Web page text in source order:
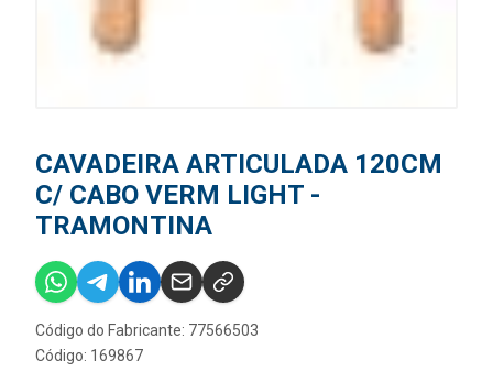
CAVADEIRA ARTICULADA 120CM
C/ CABO VERM LIGHT -
TRAMONTINA
Código do Fabricante: 77566503
Código: 169867